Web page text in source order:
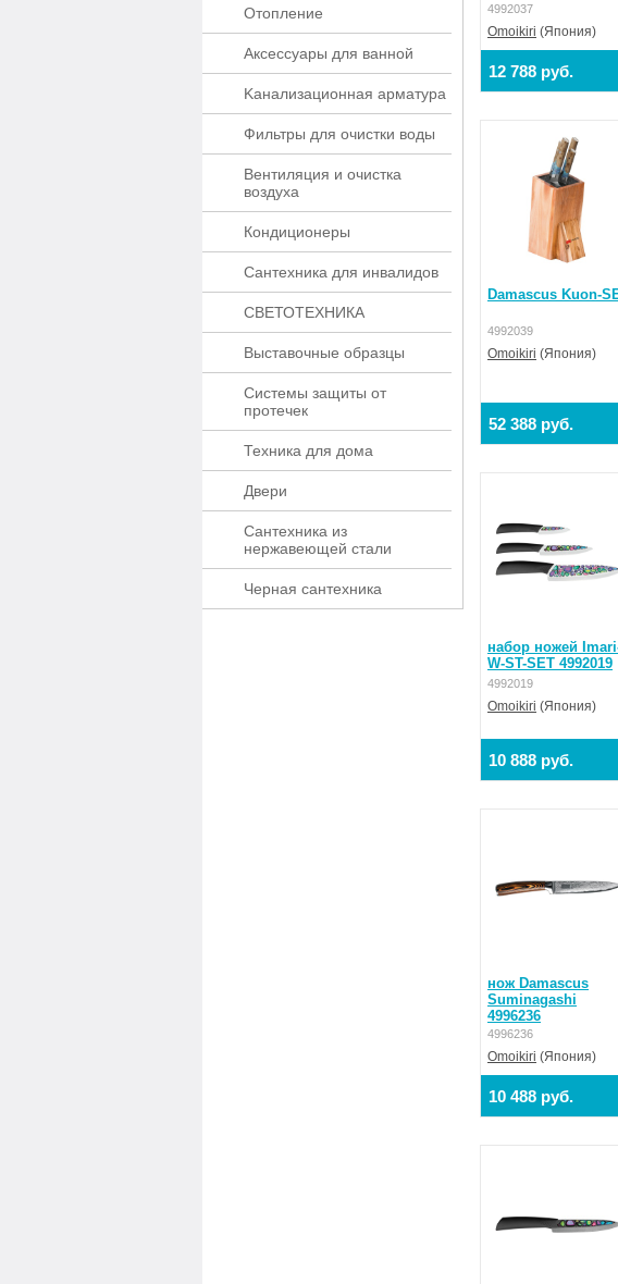
Отопление
Аксессуары для ванной
Kaнaлизaционнaя apматypa
Фильтры для очистки воды
Вентиляция и очистка
воздуха
Кондиционеры
Сантехника для инвалидов
СВЕТОТЕХНИКА
Выставочные образцы
Системы защиты от
протечек
Техника для дома
Двери
Сантехника из
нержавеющей стали
Черная сантехника
4992037
Omoikiri (Япония)
12 788 руб.
Damascus Kuon-
4992039
Omoikiri (Япония)
52 388 руб.
набор ножей
W-ST-SET 4992019
4992019
Omoikiri (Япония)
10 888 руб.
нож Damascus
Suminagashi
4996236
4996236
Omoikiri (Япония)
10 488 руб.